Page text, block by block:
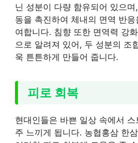
닌 성분이 다량 함유되어 있으
동을 촉진하여 체내의 면역 반
여합니다. 침향 또한 면역력 강
으로 알려져 있어, 두 성분의 조
욱 튼튼하게 만들어 줍니다.
피로 회복
현대인들은 바쁜 일상 속에서
주 느끼게 됩니다. 농협홍삼 한